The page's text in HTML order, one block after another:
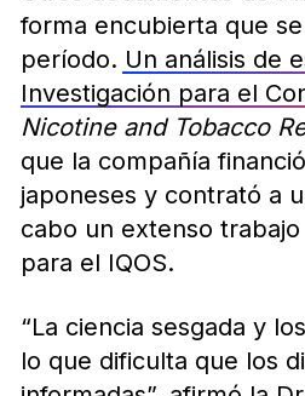
forma encubierta que
período. Un análisis de
Investigación para el
Nicotine and Tobacco
que la compañía
japoneses y contrató a
cabo un extenso
para el IQOS.
“La ciencia sesgada y
lo que dificulta que los